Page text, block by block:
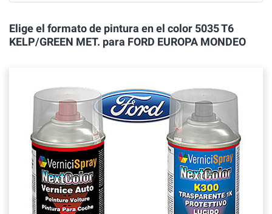
Elige el formato de pintura en el color 5035 T6
KELP/GREEN MET. para FORD EUROPA MONDEO